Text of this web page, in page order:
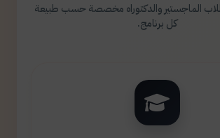
الماجستير والدكتوراه مخصصة حسب طبيعة
كل برنامج.